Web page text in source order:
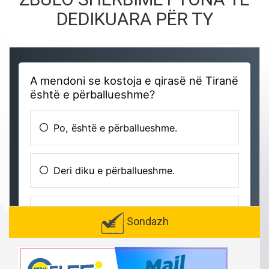
DEDIKUARA PËR TY
Sondazh